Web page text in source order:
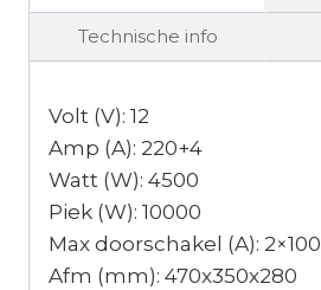
Technische info
Volt (V): 12
Amp (A): 220+4
Watt (W): 4500
Piek (W): 10000
Max doorschakel (A): 2×100
Afm (mm): 470x350x280